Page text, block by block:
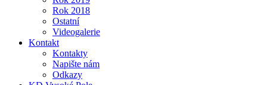
Rok 2018
Ostatní
Videogalerie
Kontakt
Kontakty
Napište nám
Odkazy